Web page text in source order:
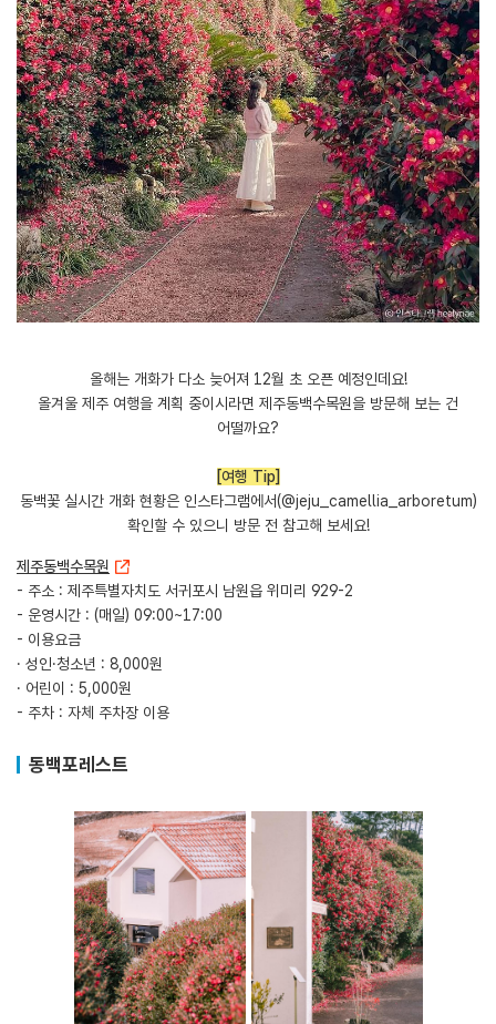
올해는 개화가 다소 늦어져 12월 초 오픈 예정인데요!
올겨울 제주 여행을 계획 중이시라면 제주동백수목원을 방문해 보는 건
어떨까요?
[여행 Tip]
동백꽃 실시간 개화 현황은 인스타그램에서(@jeju_camellia_arboretum)
확인할 수 있으니 방문 전 참고해 보세요!
제주동백수목원
- 주소 : 제주특별자치도 서귀포시 남원읍 위미리 929-2
- 운영시간 : (매일) 09:00~17:00
- 이용요금
· 성인·청소년 : 8,000원
· 어린이 : 5,000원
- 주차 : 자체 주차장 이용
동백포레스트